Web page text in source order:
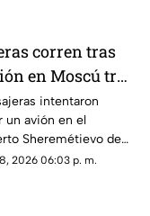
corren tras
en Moscú tras
a su vuelo
intentaron
un avión en el
Sheremétievo de
llegar tarde a su
2026 06:03 p. m.